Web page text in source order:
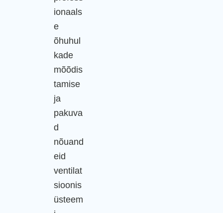
ionaals
e
õhuhul
kade
mõõdis
tamise
ja
pakuva
d
nõuand
eid
ventilat
sioonis
üsteem